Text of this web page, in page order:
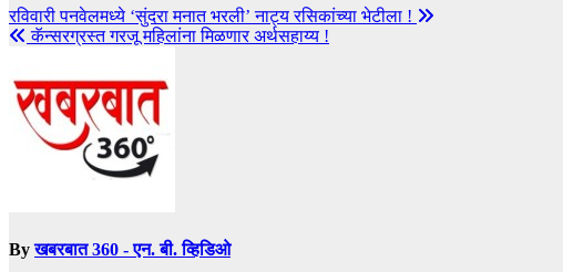
रविवारी पनवेलमध्ये ‘सुंदरा मनात भरली’ नाट्य रसिकांच्या भेटीला !
कॅन्सरग्रस्त गरजू महिलांना मिळणार अर्थसहाय्य !
Byखबरबात 360 - एन. बी. व्हिडिओ